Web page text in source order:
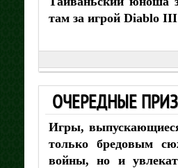
там за игрой Diablo
ОЧЕРЕДНЫЕ
Игры,
только бредовым
войны, но и